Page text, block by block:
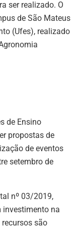
ser realizado. O
de São Mateus
(Ufes), realizado
de Ensino
propostas de
de eventos
setembro de
nº 03/2019,
investimento na
são